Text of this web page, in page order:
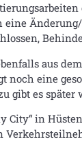
eine
aus
eine
gibt es
in